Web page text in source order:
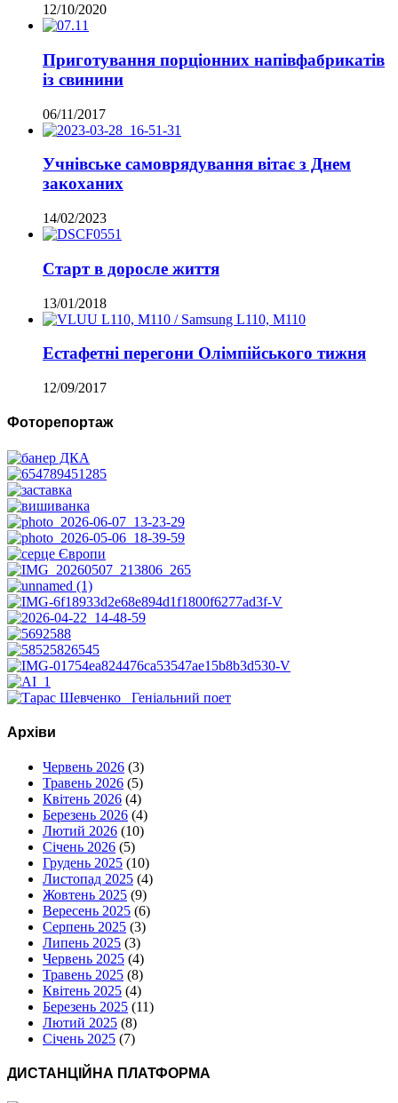
12/10/2020
Приготування порціонних напівфабрикатів
із свинини
06/11/2017
Учнівське самоврядування вітає з Днем
закоханих
14/02/2023
Старт в доросле життя
13/01/2018
Естафетні перегони Олімпійського тижня
12/09/2017
Фоторепортаж
Архіви
Червень 2026 (3)
Травень 2026 (5)
Квітень 2026 (4)
Березень 2026 (4)
Лютий 2026 (10)
Січень 2026 (5)
Грудень 2025 (10)
Листопад 2025 (4)
Жовтень 2025 (9)
Вересень 2025 (6)
Серпень 2025 (3)
Липень 2025 (3)
Червень 2025 (4)
Травень 2025 (8)
Квітень 2025 (4)
Березень 2025 (11)
Лютий 2025 (8)
Січень 2025 (7)
ДИСТАНЦІЙНА ПЛАТФОРМА